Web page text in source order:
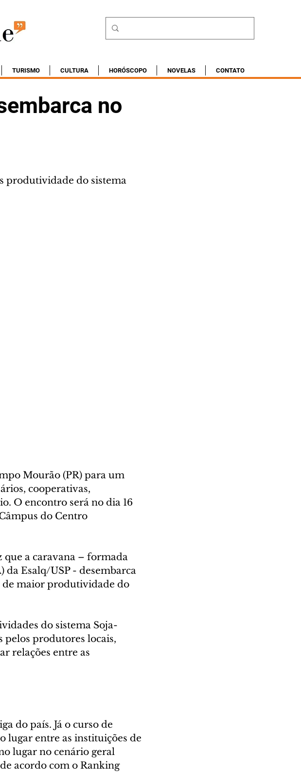
TURISMO CULTURA HORÓSCOPO NOVELAS CONTATO
no
produtividade do sistema
Mourão (PR) para um
cooperativas,
O encontro será no dia 16
do Centro
que a caravana – formada
Esalq/USP - desembarca
de maior produtividade do
do sistema Soja-
pelos produtores locais,
relações entre as
do país. Já o curso de
lugar entre as instituições de
lugar no cenário geral
acordo com o Ranking